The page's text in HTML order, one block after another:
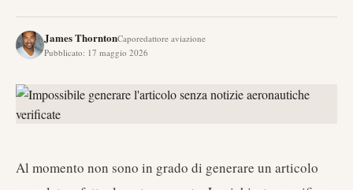
James ThorntonCaporedattore aviazione
Pubblicato: 17 maggio 2026
Al momento non sono in grado di generare un articolo